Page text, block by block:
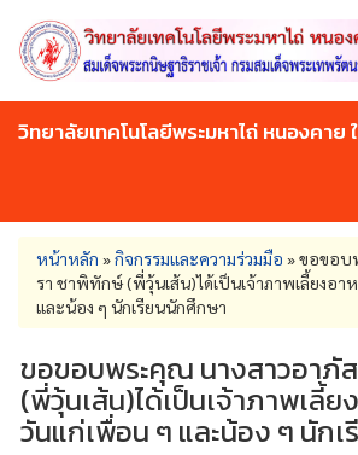
main
content
วิทยาลัยเทคโนโลยีพระมหาไถ่ หนองคาย
You
are
here
หน้าหลัก »กิจกรรมและความร่วมมือ »ขอขอบ
รา ชาพิทักษ์ (พี่วุ้นเส้น)ได้เป็นเจ้าภาพเลี้ยงอา
และน้อง ๆ นักเรียนนักศึกษา
ขอขอบพระคุณ นางสาวอาภั
(พี่วุ้นเส้น)ได้เป็นเจ้าภาพเลี้ย
วันแก่เพื่อน ๆ และน้อง ๆ นัก